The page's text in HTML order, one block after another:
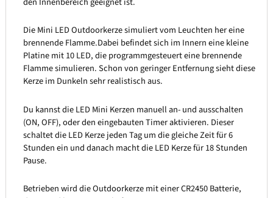
Die Mini LED Outdoorkerze simuliert vom Leuchten her eine
brennende Flamme.Dabei befindet sich im Innern eine kleine
Platine mit 10 LED, die programmgesteuert eine brennende
Flamme simulieren. Schon von geringer Entfernung sieht diese
Kerze im Dunkeln sehr realistisch aus.
Du kannst die LED Mini Kerzen manuell an- und ausschalten
(ON, OFF), oder den eingebauten Timer aktivieren. Dieser
schaltet die LED Kerze jeden Tag um die gleiche Zeit für 6
Stunden ein und danach macht die LED Kerze für 18 Stunden
Pause.
Betrieben wird die Outdoorkerze mit einer CR2450 Batterie,